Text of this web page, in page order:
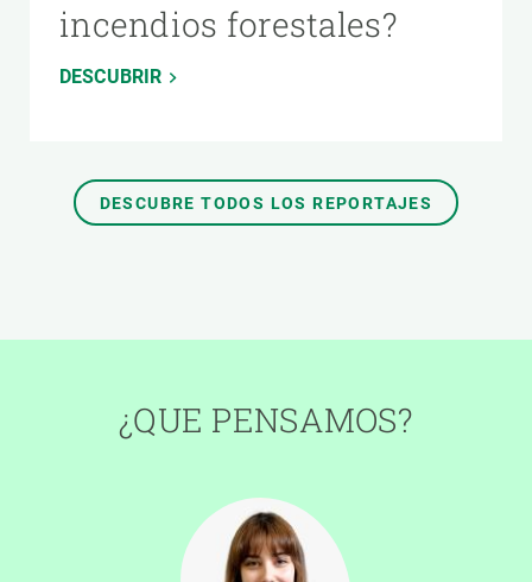
incendios forestales?
DESCUBRIR
DESCUBRE TODOS LOS REPORTAJES
¿QUE PENSAMOS?